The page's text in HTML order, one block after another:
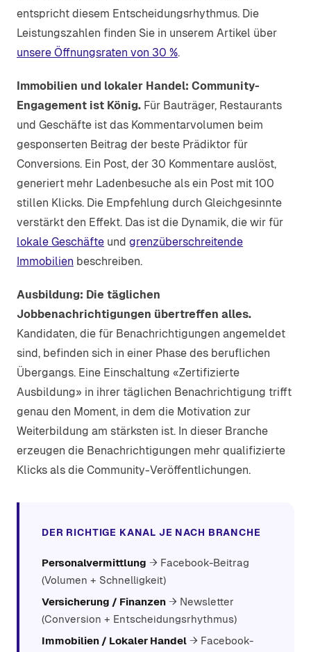
entspricht diesem Entscheidungsrhythmus. Die
Leistungszahlen finden Sie in unserem Artikel über
unsere Öffnungsraten von 30 %.
Immobilien und lokaler Handel: Community-
Engagement ist König. Für Bauträger, Restaurants
und Geschäfte ist das Kommentarvolumen beim
gesponserten Beitrag der beste Prädiktor für
Conversions. Ein Post, der 30 Kommentare auslöst,
generiert mehr Ladenbesuche als ein Post mit 100
stillen Klicks. Die Empfehlung durch Gleichgesinnte
verstärkt den Effekt. Das ist die Dynamik, die wir für
lokale Geschäfte und grenzüberschreitende
Immobilien beschreiben.
Ausbildung: Die täglichen
Jobbenachrichtigungen übertreffen alles.
Kandidaten, die für Benachrichtigungen angemeldet
sind, befinden sich in einer Phase des beruflichen
Übergangs. Eine Einschaltung «Zertifizierte
Ausbildung» in ihrer täglichen Benachrichtigung trifft
genau den Moment, in dem die Motivation zur
Weiterbildung am stärksten ist. In dieser Branche
erzeugen die Benachrichtigungen mehr qualifizierte
Klicks als die Community-Veröffentlichungen.
DER RICHTIGE KANAL JE NACH BRANCHE
Personalvermittlung → Facebook-Beitrag
(Volumen + Schnelligkeit)
Versicherung / Finanzen → Newsletter
(Conversion + Entscheidungsrhythmus)
Immobilien / Lokaler Handel → Facebook-